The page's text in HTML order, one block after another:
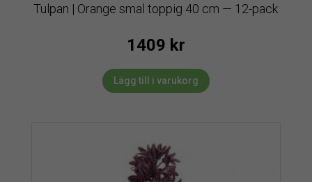
Tulpan | Orange smal toppig 40 cm — 12-pack
1409 kr
Lägg till i varukorg